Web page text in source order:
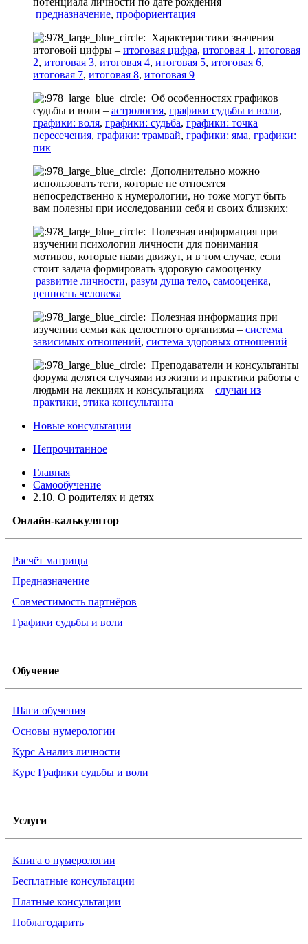
предназначение, профориентация
Характеристики значения
итоговой цифры – итоговая цифра, итоговая 1 , итоговая
2, итоговая 3, итоговая 4, итоговая 5, итоговая 6,
итоговая 7, итоговая 8, итоговая 9
Об особенностях графиков
судьбы и воли – астрология, графики судьбы и воли,
графики: воля, графики: судьба, графики: точка
пересечения, графики: трамвай, графики: яма, графики:
пик
Дополнительно можно
использовать теги, которые не относятся
непосредственно к нумерологии, но тоже могут быть
вам полезны при исследовании себя и своих близких:
Полезная информация при
изучении психологии личности для понимания
мотивов, которые нами движут, и в том случае, если
стоит задача формировать здоровую самооценку –
развитие личности, разум душа тело, самооценка,
ценность человека
Полезная информация при
изучении семьи как целостного организма – система
зависимых отношений, система здоровых отношений
Преподаватели и консультанты
форума делятся случаями из жизни и практики работы с
людьми на лекциях и консультациях – случаи из
практики, этика консультанта
Новые консультации
Непрочитанное
Главная
Самообучение
2.10. О родителях и детях
Онлайн-калькулятор
Расчёт матрицы
Предназначение
Совместимость партнёров
Графики судьбы и воли
Обучение
Шаги обучения
Основы нумерологии
Курс Анализ личности
Курс Графики судьбы и воли
Услуги
Книга о нумерологии
Бесплатные консультации
Платные консультации
Поблагодарить